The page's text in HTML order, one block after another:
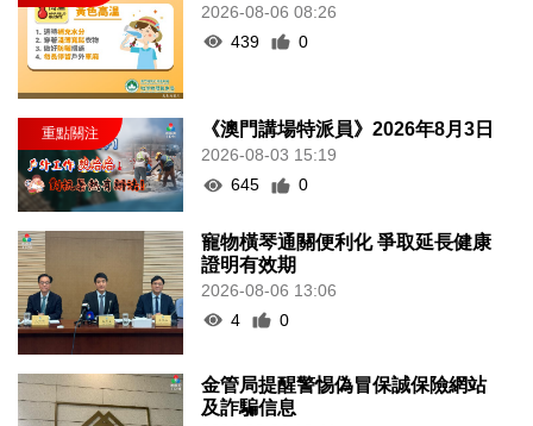
2026-08-06 08:26
439
0
《澳門講場特派員》2026年8月3日
2026-08-03 15:19
645
0
寵物橫琴通關便利化 爭取延長健康
證明有效期
2026-08-06 13:06
4
0
金管局提醒警惕偽冒保誠保險網站
及詐騙信息